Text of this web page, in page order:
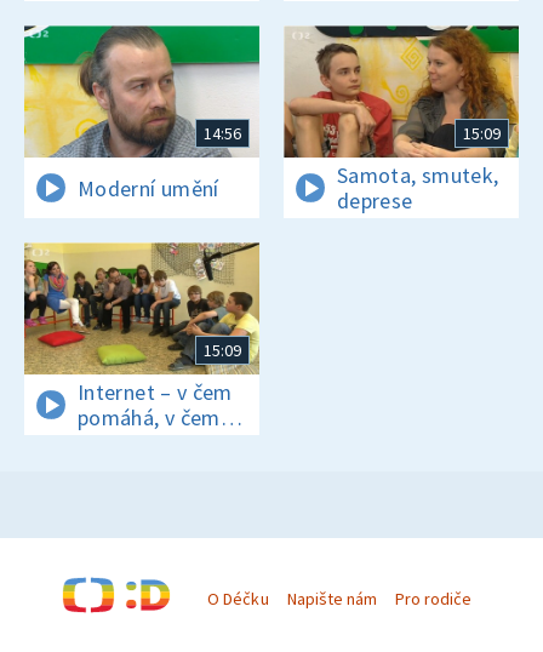
14:56
Moderní umění
15:09
Samota, smutek,
deprese
15:09
Internet – v čem
pomáhá, v čem
ubližuje?
O Déčku Napište nám Pro rodiče